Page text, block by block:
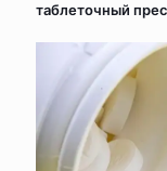
таблеточный